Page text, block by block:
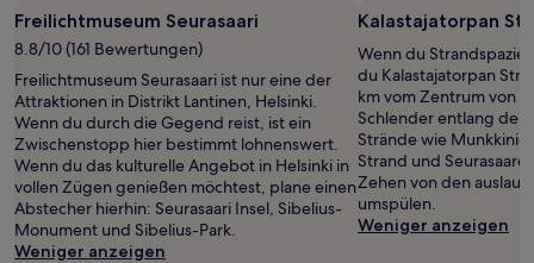
gefunden
wurde.
Preise
und
Verfügbarkeiten
können
sich
ändern.
Es
können
zusätzliche
Bedingungen
Freilichtmuseum Seurasaari
8.8/10 (161 Bewertungen)
Freilichtmuseum Seurasaari ist nur eine der
Attraktionen in Distrikt Lantinen, Helsinki.
Wenn du durch die Gegend reist, ist ein
Zwischenstopp hier bestimmt lohnenswert.
Wenn du das kulturelle Angebot in Helsinki in
vollen Zügen genießen möchtest, plane einen
Abstecher hierhin: Seurasaari Insel, Sibelius-
Monument und Sibelius-Park.
Weniger anzeigen
Kalastajatorpan
Wenn du
du Kalastajatorpan
km vom Zentrum von
Schlender entlang der
Strände wie
Strand und
Zehen von den
umspülen.
Weniger anzeigen